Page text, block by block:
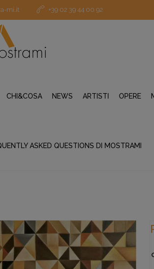
mi.it +39 02 39 44 00 92
CHI&COSA NEWS ARTISTI OPERE
ASKED QUESTIONS DI MOSTRAMI